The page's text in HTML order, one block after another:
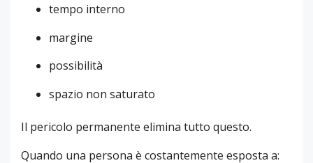
tempo interno
margine
possibilità
spazio non saturato
Il pericolo permanente elimina tutto questo.
Quando una persona è costantemente esposta a: